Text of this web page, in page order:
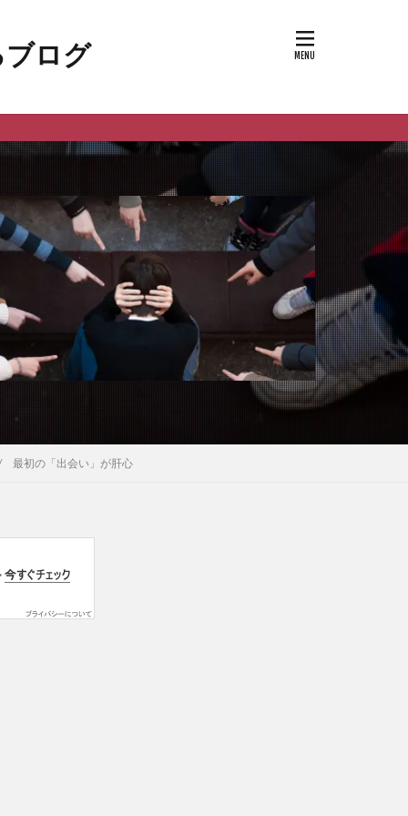
初の「出会い」が肝心